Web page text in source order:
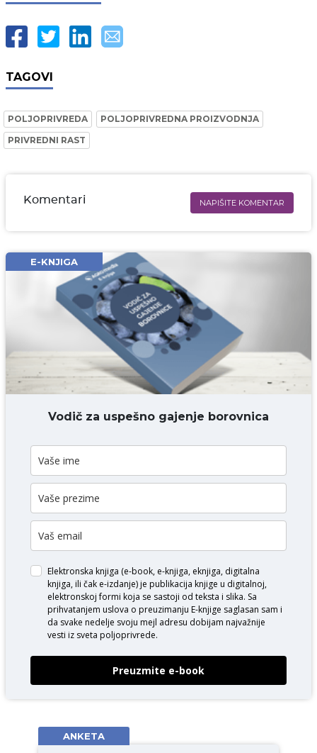
TAGOVI
POLJOPRIVREDA
POLJOPRIVREDNA PROIZVODNJA
PRIVREDNI RAST
Komentari NAPIŠITE KOMENTAR
Email* obavezno
Komentar* obavezno
DODAJ KOMENTAR
E-KNJIGA
Vodič za uspešno gajenje borovnica
Elektronska knjiga (e-book, e-knjiga, eknjiga, digitalna
knjiga, ili čak e-izdanje) je publikacija knjige u digitalnoj,
elektronskoj formi koja se sastoji od teksta i slika. Sa
prihvatanjem uslova o preuzimanju E-knjige saglasan sam i
da svake nedelje svoju mejl adresu dobijam najvažnije
vesti iz sveta poljoprivrede.
Preuzmite e-book
ANKETA